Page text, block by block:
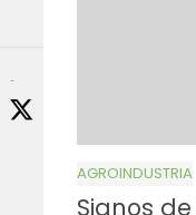
AGROINDUSTRIA
Signos
·